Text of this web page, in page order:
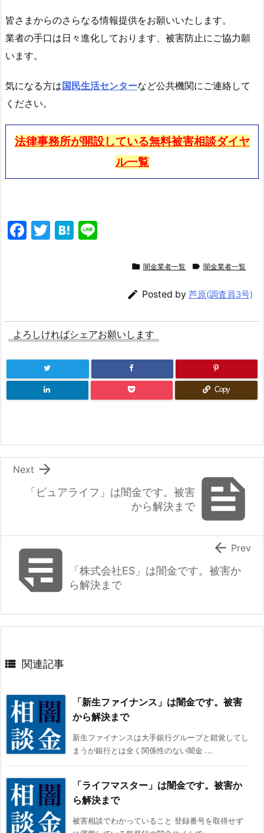
皆さまからのさらなる情報提供をお願いいたします。
業者の手口は日々進化しております、被害防止にご協力願
います。
気になる方は 国民生活センターなど公共機関にご連絡して
ください。
法律事務所が開設している無料被害相談ダイヤ
ル一覧
F
o
o
k
T
H
 闇金業者一覧  闇金業者一覧
 Posted by 芦原(調査員3号)
よろしければシェアお願いします
Copy

「ピュアライフ」は闇金です。被害
から解決まで

Next

「株式会社ES」は闇金です。被害か
ら解決まで
 Prev
 関連記事
「新生ファイナンス」は闇金です。被害
から解決まで
新生ファイナンスは大手銀行グループと錯覚してし
まうが銀行とは全く関係性のない闇金 ...
「ライフマスター」は闇金です。被害か
ら解決まで
被害相談でわかっていること 登録番号を取得せず